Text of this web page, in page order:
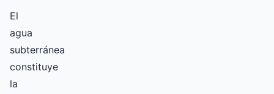
El
agua
subterránea
constituye
la